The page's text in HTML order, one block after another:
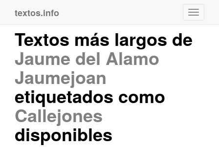
textos.info
Textos más largos de
Jaume del Alamo
Jaumejoan
etiquetados como
Callejones
disponibles